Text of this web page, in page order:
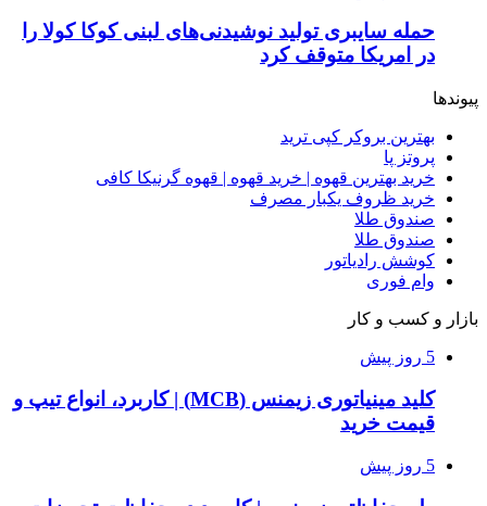
حمله سایبری تولید نوشیدنی‌های لبنی کوکا کولا را
در امریکا متوقف کرد
پیوندها
بهترین بروکر کپی ترید
پروتز پا
خرید بهترین قهوه | خرید قهوه | قهوه گرنیکا کافی
خرید ظروف یکبار مصرف
صندوق طلا
صندوق طلا
کوشش رادیاتور
وام فوری
بازار و کسب و کار
5 روز پیش
کلید مینیاتوری زیمنس (MCB) | کاربرد، انواع تیپ و
قیمت خرید
5 روز پیش